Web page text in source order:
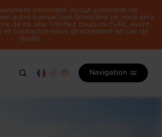
informatif. Aucun paiement de
autre transaction financière ne vous sera
de ce site. Vérifiez toujours l'URL avant
et contactez-nous directement en cas de
doute.
Navigation